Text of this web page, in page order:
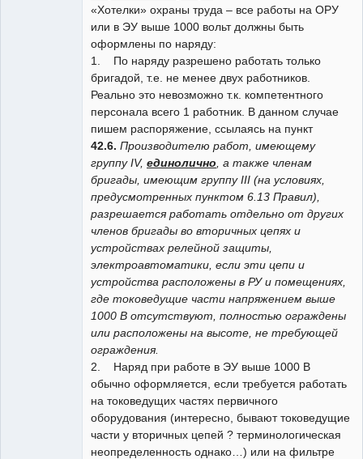
«Хотелки» охраны труда – все работы на ОРУ
или в ЭУ выше 1000 вольт должны быть
оформлены по наряду:
1. По наряду разрешено работать только
бригадой, т.е. не менее двух работников.
Реально это невозможно т.к. компетентного
персонала всего 1 работник. В данном случае
пишем распоряжение, ссылаясь на пункт
42.6. Производителю работ, имеющему
группу IV, единолично , а также членам
бригады, имеющим группу III (на условиях,
предусмотренных пунктом 6.13 Правил),
разрешается работать отдельно от других
членов бригады во вторичных цепях и
устройствах релейной защиты,
электроавтоматики, если эти цепи и
устройства расположены в РУ и помещениях,
где токоведущие части напряжением выше
1000 В отсутствуют, полностью ограждены
или расположены на высоте, не требующей
ограждения.
2. Наряд при работе в ЭУ выше 1000 В
обычно оформляется, если требуется работать
на токоведущих частях первичного
оборудования (интересно, бывают токоведущие
части у вторичных цепей ? терминологическая
неопределенность однако…) или на фильтре